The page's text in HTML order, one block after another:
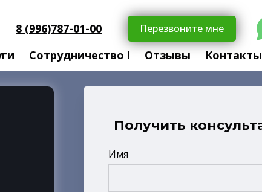
8 (996)787-01-00 Перезвоните мне
Сотрудничество ! Отзывы Контакты
Получить
Имя